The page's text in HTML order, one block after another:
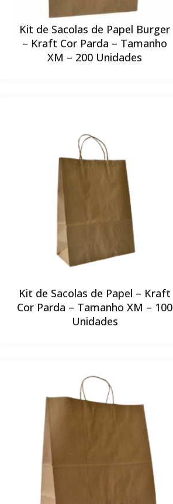
Kit de Sacolas de Papel Burger
– Kraft Cor Parda – Tamanho
XM – 200 Unidades
Kit de Sacolas de Papel – Kraft
Cor Parda – Tamanho XM – 100
Unidades